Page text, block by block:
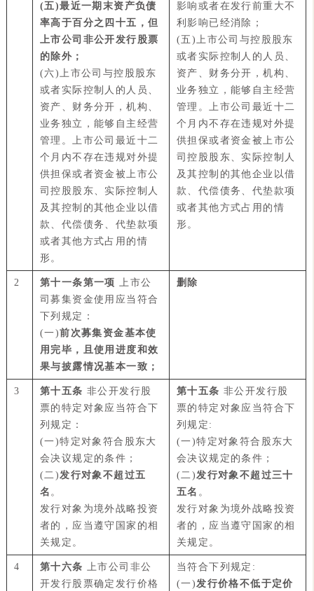
(五)最近一期末资产负债
率高于百分之四十五，但
上市公司非公开发行股票
的除外；
(六)上市公司与控股股东
或者实际控制人的人员、
资产、财务分开，机构、
业务独立，能够自主经营
管理。上市公司最近十二
个月内不存在违规对外提
供担保或者资金被上市公
司控股股东、实际控制人
及其控制的其他企业以借
款、代偿债务、代垫款项
或者其他方式占用的情
形。
影响或者在发行前重大不
利影响已经消除；
(五)上市公司与控股股东
或者实际控制人的人员、
资产、财务分开，机构、
业务独立，能够自主经营
管理。上市公司最近十二
个月内不存在违规对外提
供担保或者资金被上市公
司控股股东、实际控制人
及其控制的其他企业以借
款、代偿债务、代垫款项
或者其他方式占用的情
形。
2 第十一条第一项 上市公
司募集资金使用应当符合
下列规定：
(一)前次募集资金基本使
用完毕，且使用进度和效
果与披露情况基本一致；
删除
3 第十五条 非公开发行股
票的特定对象应当符合下
列规定：
(一)特定对象符合股东大
会决议规定的条件；
(二)发行对象不超过五
名 。
发行对象为境外战略投资
者的，应当遵守国家的相
关规定。
第十五条 非公开发行股
票的特定对象应当符合下
列规定:
(一)特定对象符合股东大
会决议规定的条件；
(二)发行对象不超过三十
五名 。
发行对象为境外战略投资
者的，应当遵守国家的相
关规定。
4 第十六条 上市公司非公
开发行股票确定发行价格
当符合下列规定:
(一)发行价格不低于定价